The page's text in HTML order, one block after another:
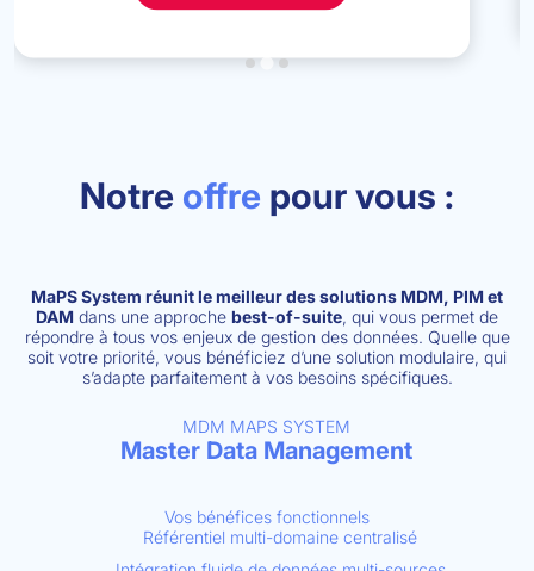
Notre offre pour vous :
MaPS System réunit le meilleur des solutions MDM, PIM et
DAM dans une approche best-of-suite, qui vous permet de
répondre à tous vos enjeux de gestion des données. Quelle que
soit votre priorité, vous bénéficiez d’une solution modulaire, qui
s’adapte parfaitement à vos besoins spécifiques.
MDM MAPS SYSTEM
Master Data Management
Vos bénéfices fonctionnels
Référentiel multi-domaine centralisé